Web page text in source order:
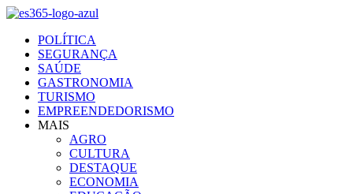
Ir
conteúdo
POLÍTICA
SEGURANÇA
SAÚDE
GASTRONOMIA
TURISMO
EMPREENDEDORISMO
MAIS
AGRO
CULTURA
DESTAQUE
ECONOMIA